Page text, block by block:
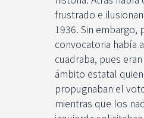
frustrado e
1936. Sin embargo,
convocatoria había
cuadraba, pues
ámbito estatal
propugnaban el
mientras que los